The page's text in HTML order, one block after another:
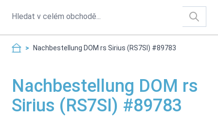
Search
> Nachbestellung DOM rs Sirius (RS7SI) #89783
Nachbestellung DOM rs
Sirius (RS7SI) #89783